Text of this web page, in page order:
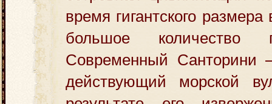
время гигантского
большое количество
Современный Санторини
действующий морской